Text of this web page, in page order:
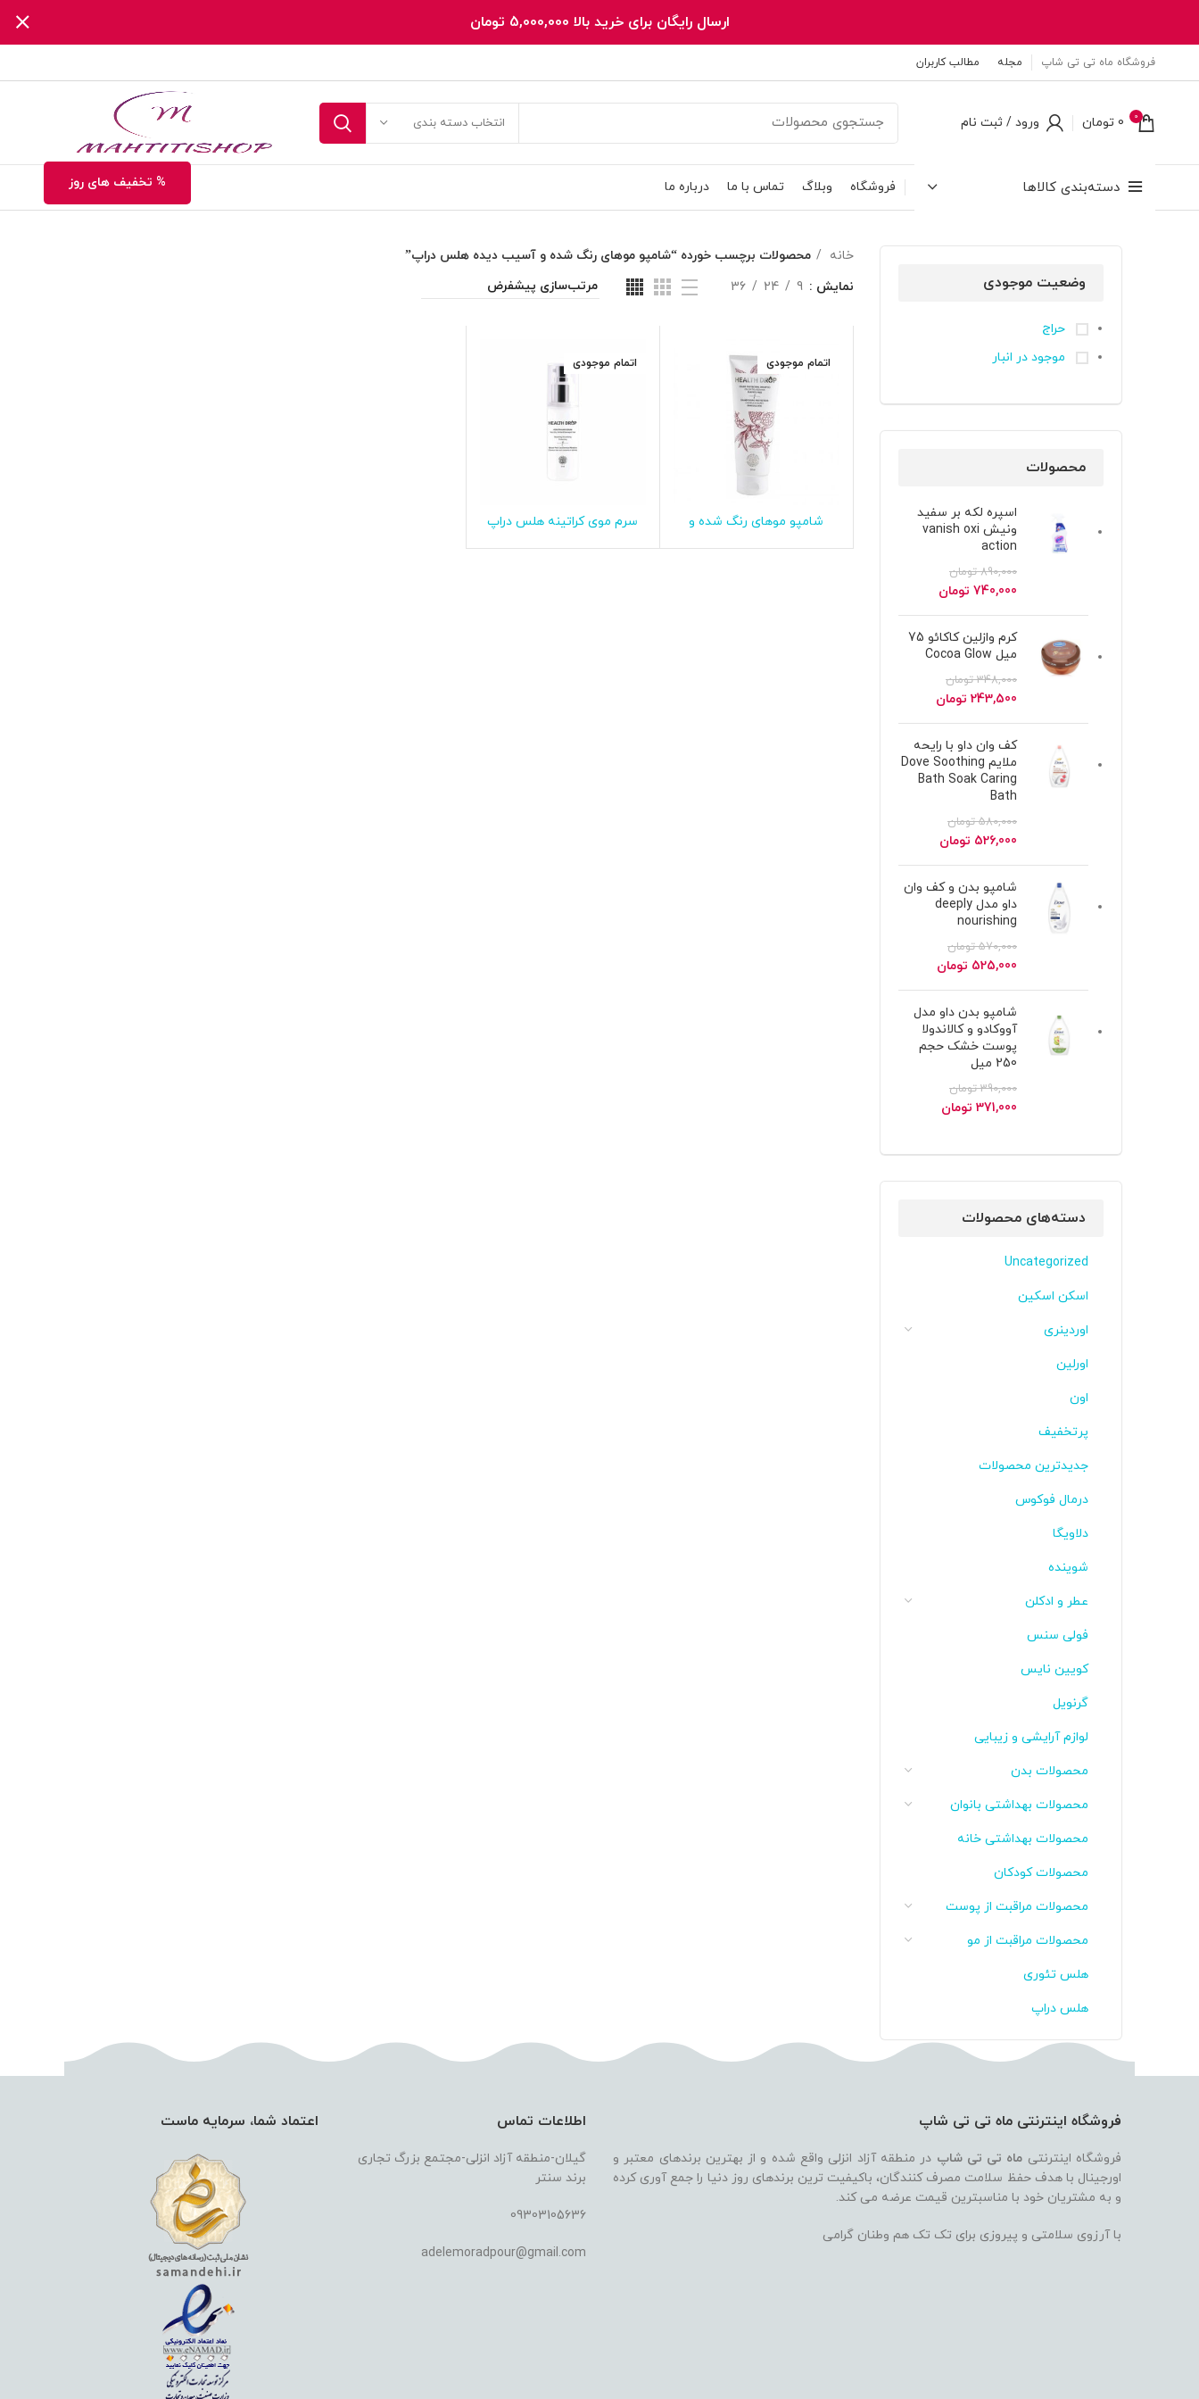
فروشگاه ماه تی تی شاپ مجله مطالب کاربران
0
0 تومان ورود / ثبت نام انتخاب دسته بندی
دسته‌بندی کالاها فروشگاه وبلاگ تماس با ما درباره ما % تخفیف های روز
وضعیت موجودی
حراج
موجود در انبار
محصولات
اسپره لکه بر سفید
ونیش vanish oxi
action
890,000 تومان
قیمت
890,000 تومان
بود.
740,000 تومان
است.
کرم وازلین کاکائو 75
میل Cocoa Glow
348,000 تومان
قیمت
348,000 تومان
بود.
243,500 تومان
است.
کف وان داو با رایحه
ملایم Dove Soothing
Bath Soak Caring
Bath
580,000 تومان
قیمت
580,000 تومان
بود.
526,000 تومان
است.
شامپو بدن و کف وان
داو مدل deeply
nourishing
570,000 تومان
قیمت
570,000 تومان
بود.
525,000 تومان
است.
شامپو بدن داو مدل
آووکادو و کالاندولا
پوست خشک حجم
250 میل
390,000 تومان
قیمت
371,000 تومان
دسته‌های محصولات
Uncategorized
اسکن اسکین
اوردینری
اورلین
اون
پرتخفیف
جدیدترین محصولات
درمال فوکوس
دلاویگا
شوینده
عطر و ادکلن
فولی سنس
کویین نایس
گرنویل
لوازم آرایشی و زیبایی
محصولات بدن
محصولات بهداشتی بانوان
محصولات بهداشتی خانه
محصولات کودکان
محصولات مراقبت از پوست
محصولات مراقبت از مو
هلس تئوری
هلس دراپ
خانه
محصولات برچسب خورده “شامپو موهای رنگ شده و آسیب دیده هلس دراپ”
نمایش
9
24
36
اتمام موجودی
اطلاعات بیشتر
شامپو موهای رنگ شده و
اتمام موجودی
اطلاعات بیشتر
سرم موی کراتینه هلس دراپ
فروشگاه اینترنتی ماه تی تی شاپ
فروشگاه اینترنتی ماه تی تی شاپ در منطقه آزاد انزلی واقع شده و از بهترین برندهای معتبر و
اورجینال با هدف حفظ سلامت مصرف کنندگان، باکیفیت ترین برندهای روز دنیا را جمع آوری کرده
و به مشتریان خود با مناسبترین قیمت عرضه می کند.
با آرزوی سلامتی و پیروزی برای تک تک هم وطنان گرامی
اطلاعات تماس
گیلان-منطقه آزاد انزلی-مجتمع بزرگ تجاری
برند سنتر
09303105636
adelemoradpour@gmail.com
اعتماد شما، سرمایه ماست
ارسال رایگان برای خرید بالا 5,000,000 تومان